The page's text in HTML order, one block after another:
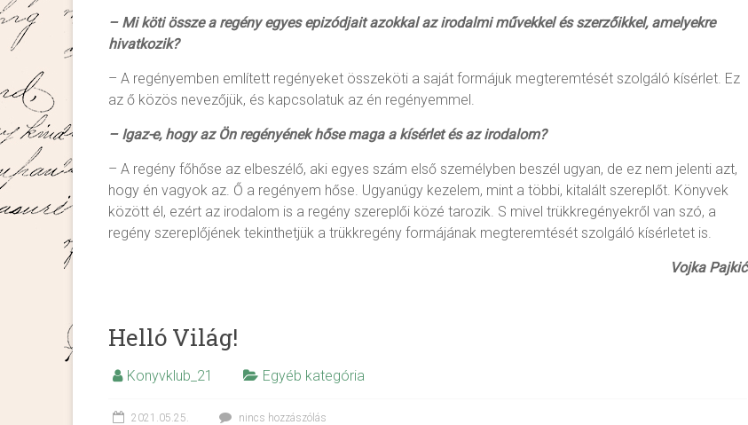
– Mi köti össze a regény egyes epizódjait azokkal az irodalmi művekkel és szerzőikkel, amelyekre
hivatkozik?
– A regényemben említett regényeket összeköti a saját formájuk megteremtését szolgáló kísérlet. Ez
az ő közös nevezőjük, és kapcsolatuk az én regényemmel.
– Igaz-e, hogy az Ön regényének hőse maga a kísérlet és az irodalom?
– A regény főhőse az elbeszélő, aki egyes szám első személyben beszél ugyan, de ez nem jelenti azt,
hogy én vagyok az. Ő a regényem hőse. Ugyanúgy kezelem, mint a többi, kitalált szereplőt. Könyvek
között él, ezért az irodalom is a regény szereplői közé tarozik. S mivel trükkregényekről van szó, a
regény szereplőjének tekinthetjük a trükkregény formájának megteremtését szolgáló kísérletet is.
Vojka Pajkić
Helló Világ!
Konyvklub_21 Egyéb kategória
2021.05.25. nincs hozzászólás